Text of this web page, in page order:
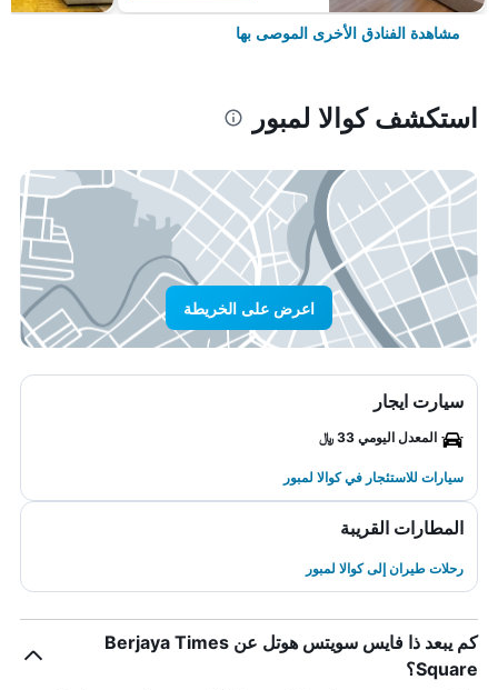
مشاهدة الفنادق الأخرى الموصى بها
استكشف كوالا لمبور
اعرض على الخريطة
سيارت ايجار
المعدل اليومي 33 ﷼
سيارات للاستئجار في كوالا لمبور
المطارات القريبة
رحلات طيران إلى كوالا لمبور
كم يبعد ذا فايس سويتس هوتل عن Berjaya Times
Square؟